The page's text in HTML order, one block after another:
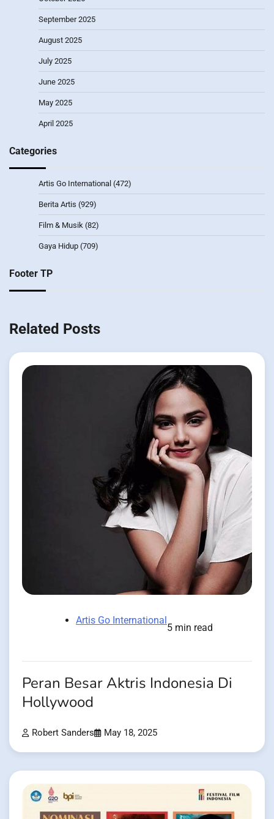
September 2025
August 2025
July 2025
June 2025
May 2025
April 2025
Categories
Artis Go International (472)
Berita Artis (929)
Film & Musik (82)
Gaya Hidup (709)
Footer TP
Related Posts
Artis Go International
5 min read
Peran Besar Aktris Indonesia Di
Hollywood
Robert Sanders May 18, 2025